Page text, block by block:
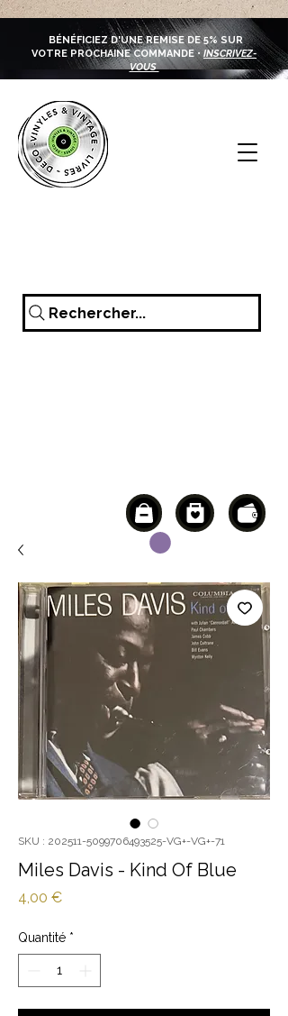
BÉNÉFICIEZ D'UNE REMISE DE 5% SUR
VOTRE PROCHAINE COMMANDE • INSCRIVEZ-
VOUS
Rechercher...
SKU : 202511-5099706493525-VG+-VG+-71
Miles Davis - Kind Of Blue
4,00 €Prix
Quantité *